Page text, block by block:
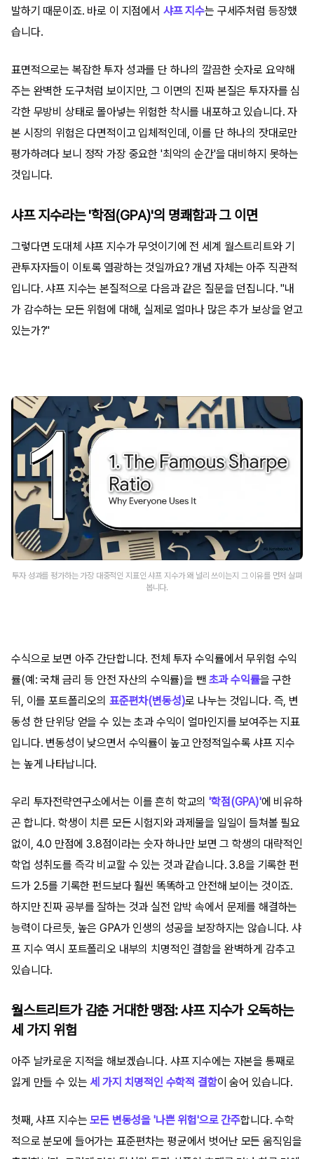
발하기 때문이죠. 바로 이 지점에서 샤프 지수는 구세주처럼 등장했
습니다.
표면적으로는 복잡한 투자 성과를 단 하나의 깔끔한 숫자로 요약해
주는 완벽한 도구처럼 보이지만, 그 이면의 진짜 본질은 투자자를 심
각한 무방비 상태로 몰아넣는 위험한 착시를 내포하고 있습니다. 자
본 시장의 위험은 다면적이고 입체적인데, 이를 단 하나의 잣대로만
평가하려다 보니 정작 가장 중요한 '최악의 순간'을 대비하지 못하는
것입니다.
샤프 지수라는 '학점(GPA)'의 명쾌함과 그 이면
그렇다면 도대체 샤프 지수가 무엇이기에 전 세계 월스트리트와 기
관투자자들이 이토록 열광하는 것일까요? 개념 자체는 아주 직관적
입니다. 샤프 지수는 본질적으로 다음과 같은 질문을 던집니다. "내
가 감수하는 모든 위험에 대해, 실제로 얼마나 많은 추가 보상을 얻고
있는가?"
투자 성과를 평가하는 가장 대중적인 지표인 샤프 지수가 왜 널리 쓰이는지 그 이유를 먼저 살펴
봅니다.
수식으로 보면 아주 간단합니다. 전체 투자 수익률에서 무위험 수익
률(예: 국채 금리 등 안전 자산의 수익률)을 뺀 초과 수익률을 구한
뒤, 이를 포트폴리오의 표준편차(변동성)로 나누는 것입니다. 즉, 변
동성 한 단위당 얻을 수 있는 초과 수익이 얼마인지를 보여주는 지표
입니다. 변동성이 낮으면서 수익률이 높고 안정적일수록 샤프 지수
는 높게 나타납니다.
우리 투자전략연구소에서는 이를 흔히 학교의'학점(GPA)'에 비유하
곤 합니다. 학생이 치른 모든 시험지와 과제물을 일일이 들쳐볼 필요
없이, 4.0 만점에 3.8점이라는 숫자 하나만 보면 그 학생의 대략적인
학업 성취도를 즉각 비교할 수 있는 것과 같습니다. 3.8을 기록한 펀
드가 2.5를 기록한 펀드보다 훨씬 똑똑하고 안전해 보이는 것이죠.
하지만 진짜 공부를 잘하는 것과 실전 압박 속에서 문제를 해결하는
능력이 다르듯, 높은 GPA가 인생의 성공을 보장하지는 않습니다. 샤
프 지수 역시 포트폴리오 내부의 치명적인 결함을 완벽하게 감추고
있습니다.
월스트리트가 감춘 거대한 맹점: 샤프 지수가 오독하는
세 가지 위험
아주 날카로운 지적을 해보겠습니다. 샤프 지수에는 자본을 통째로
잃게 만들 수 있는세 가지 치명적인 수학적 결함이 숨어 있습니다.
첫째, 샤프 지수는모든 변동성을 '나쁜 위험'으로 간주합니다. 수학
적으로 분모에 들어가는 표준편차는 평균에서 벗어난 모든 움직임을